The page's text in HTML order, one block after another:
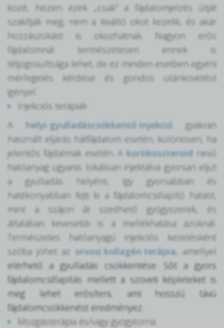
közé, hiszen ezek „csak” a fájdalomjelzés útját
szakítják meg, nem a kiváltó okot kezelik, és akár
hozzászokást is okozhatnak. Nagyon erős
fájdalomnál természetesen ennek is
létjogosultsága lehet, de ez minden esetben egyéni
mérlegelés kérdése és gondos utánkövetést
igényel.
Injekciós terápiák
A helyi gyulladáscsökkentő injekciógyakran
használt eljárás hátfájdalom esetén, különösen, ha
jelentős fájdalmak esetén. Akortikoszteroid nevű
hatóanyag ugyanis lokálisan injektálva gyorsan eljut
a gyulladás helyére, így gyorsabban és
hatékonyabban fejti ki a fájdalomcsillapító hatást,
mint a szájon át szedhető gyógyszerek, és
általában kevesebb is a mellékhatása azoknál.
Természetes hatóanyagú injekciós kezelésként
szóba jöhet az orvosi kollagén terápia , amellyel
elérhető a gyulladás csökkentése. Sőt a gyors
fájdalomcsillapítás mellett a szöveti képleteket is
meg lehet erősíteni, ami hosszú távú
fájdalomcsökkenést eredményez.
Mozgásterápia és/vagy gyógytorna